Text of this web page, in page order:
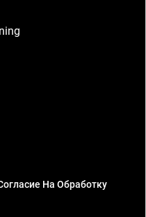
На Обработку